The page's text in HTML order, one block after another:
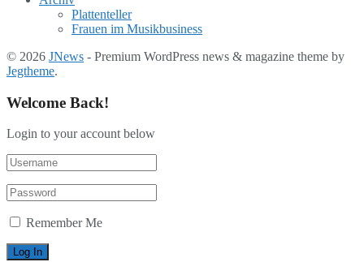
Plattenteller
Frauen im Musikbusiness
© 2026 JNews - Premium WordPress news & magazine theme by
Jegtheme.
Welcome Back!
Login to your account below
Remember Me